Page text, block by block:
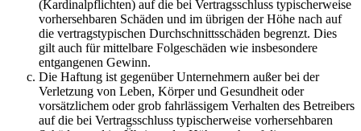
(Kardinalpflichten) auf die bei Vertragsschluss typischerweise
vorhersehbaren Schäden und im übrigen der Höhe nach auf
die vertragstypischen Durchschnittsschäden begrenzt. Dies
gilt auch für mittelbare Folgeschäden wie insbesondere
entgangenen Gewinn.
Die Haftung ist gegenüber Unternehmern außer bei der
Verletzung von Leben, Körper und Gesundheit oder
vorsätzlichem oder grob fahrlässigem Verhalten des Betreibers
auf die bei Vertragsschluss typischerweise vorhersehbaren